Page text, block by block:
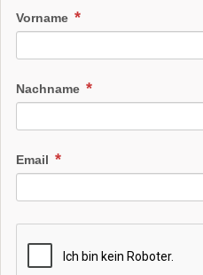
Vorname
Nachname
Email